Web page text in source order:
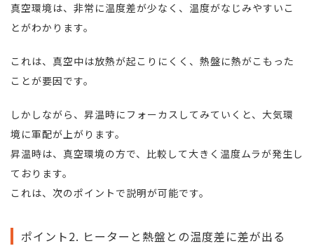
真空環境は、非常に温度差が少なく、温度がなじみやすいこ
とがわかります。
これは、真空中は放熱が起こりにくく、熱盤に熱がこもった
ことが要因です。
しかしながら、昇温時にフォーカスしてみていくと、大気環
境に軍配が上がります。
昇温時は、真空環境の方で、比較して大きく温度ムラが発生し
ております。
これは、次のポイントで説明が可能です。
ポイント2. ヒーターと熱盤との温度差に差が出る